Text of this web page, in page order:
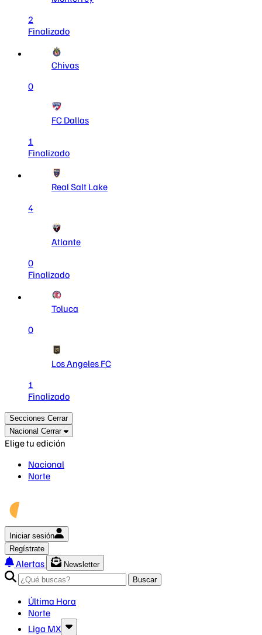
2
Finalizado
Chivas
0
FC Dallas
1
Finalizado
Real Salt Lake
4
Atlante
0
Finalizado
Toluca
0
Los Angeles FC
1
Finalizado
Secciones Cerrar
Nacional Cerrar
Elige tu edición
Nacional
Norte
Iniciar sesión
Regístrate
Alertas
Newsletter
Buscar
Última Hora
Norte
Liga MX